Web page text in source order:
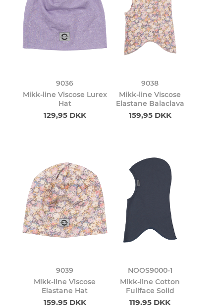
9036
Mikk-line Viscose Lurex
Hat
129,95 DKK
9038
Mikk-line Viscose
Elastane Balaclava
159,95 DKK
9039
Mikk-line Viscose
Elastane Hat
159,95 DKK
NOOS9000-1
Mikk-line Cotton
Fullface Solid
119,95 DKK